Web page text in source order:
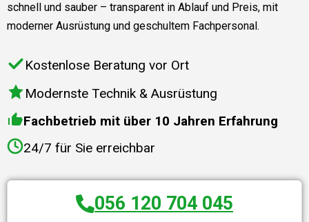
schnell und sauber – transparent in Ablauf und Preis, mit
moderner Ausrüstung und geschultem Fachpersonal.
Kostenlose Beratung vor Ort
Modernste Technik & Ausrüstung
Fachbetrieb mit über 10 Jahren Erfahrung
24/7 für Sie erreichbar
056 120 704 045